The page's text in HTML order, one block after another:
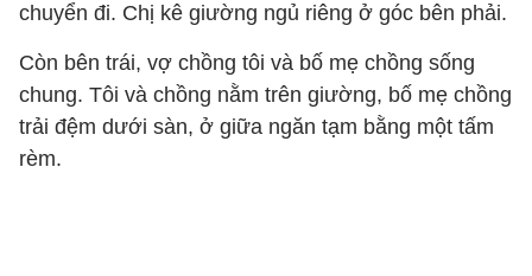
chuyển đi. Chị kê giường ngủ riêng ở góc bên phải.
Còn bên trái, vợ chồng tôi và bố mẹ chồng sống
chung. Tôi và chồng nằm trên giường, bố mẹ chồng
trải đệm dưới sàn, ở giữa ngăn tạm bằng một tấm
rèm.